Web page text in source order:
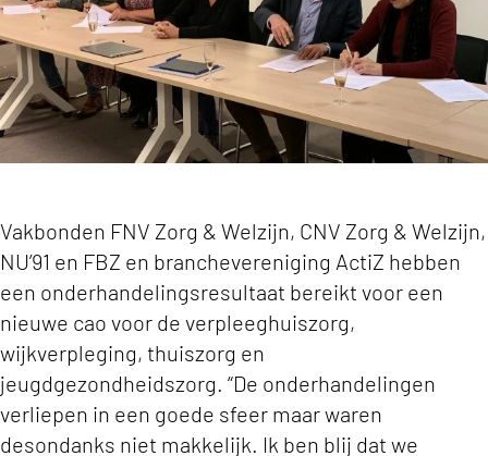
Vakbonden FNV Zorg & Welzijn, CNV Zorg & Welzijn,
NU’91 en FBZ en branchevereniging ActiZ hebben
een onderhandelingsresultaat bereikt voor een
nieuwe cao voor de verpleeghuiszorg,
wijkverpleging, thuiszorg en
jeugdgezondheidszorg. “De onderhandelingen
verliepen in een goede sfeer maar waren
desondanks niet makkelijk. Ik ben blij dat we